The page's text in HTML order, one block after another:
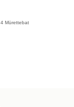
4 Mürettebat